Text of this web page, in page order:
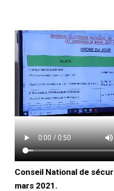
Conseil National de
mars 2021.